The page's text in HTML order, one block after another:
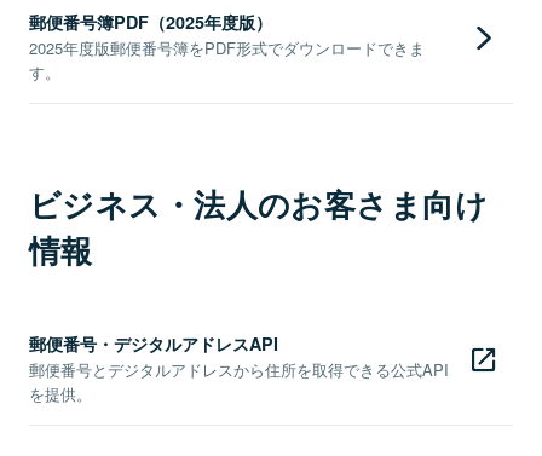
郵便番号簿PDF（2025年度版）
2025年度版郵便番号簿をPDF形式でダウンロードできま
す。
ビジネス・法人のお客さま向け
情報
郵便番号・デジタルアドレスAPI
郵便番号とデジタルアドレスから住所を取得できる公式API
を提供。